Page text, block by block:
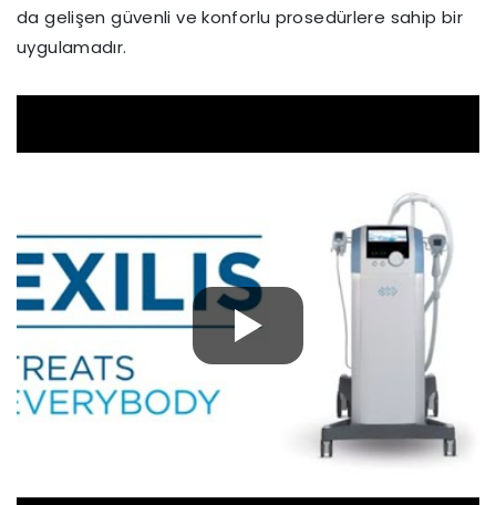
da gelişen güvenli ve konforlu prosedürlere sahip bir
uygulamadır.